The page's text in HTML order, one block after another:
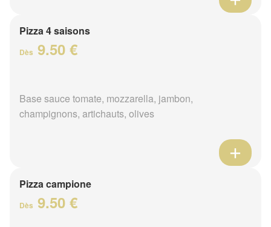
Pizza 4 saisons
Dès 9.50 €
Base sauce tomate, mozzarella, jambon,
champignons, artichauts, olives
Pizza campione
Dès 9.50 €